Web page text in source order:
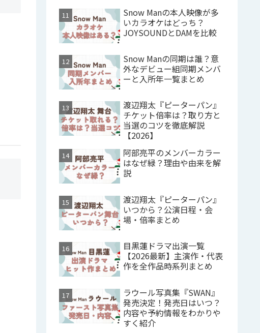
Snow Manの本人映像が多
いカラオケはどっち？
JOYSOUNDとDAMを比較
Snow Manの同期は誰？意
外なデビュー組同期メンバ
ーと入所年一覧まとめ
渡辺翔太『ピーターパン』
チケット倍率は？取り方と
当選のコツを徹底解説
【2026】
阿部亮平のメンバーカラー
はなぜ緑？理由や由来を解
説
渡辺翔太『ピーターパン』
いつから？公演日程・会
場・倍率まとめ
目黒蓮ドラマ出演一覧
【2026最新】主演作・代表
作を全作品時系列まとめ
ラウール写真集『SWAN』
発売決定！発売日はいつ？
内容や予約情報をわかりや
すく紹介